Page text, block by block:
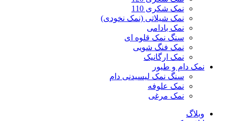
نمک شکری 110
نمک شیلاتی (نمک نخودی)
نمک بادامی
سنگ نمک قلوه ای
نمک فنگ شویی
نمک ارگانیک
نمک دام و طیور
سنگ نمک لیسیدنی دام
نمک علوفه
نمک مرغی
وبلاگ